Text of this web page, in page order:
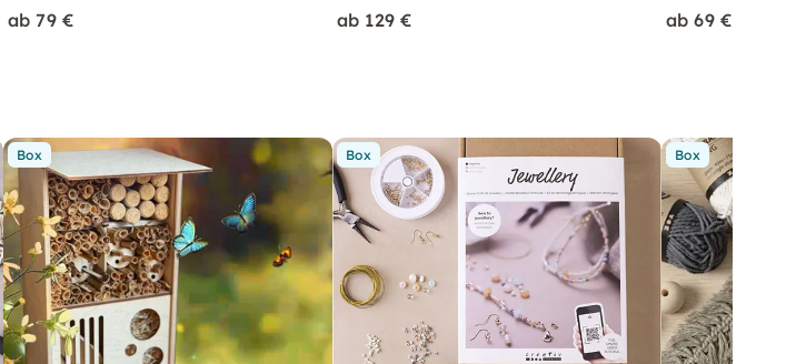
ab 79 € ab 129 € ab 69 €
Box Box Box